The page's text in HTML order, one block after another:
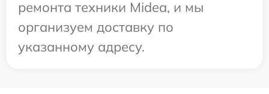
ремонта техники Midea, и мы
организуем доставку по
указанному адресу.